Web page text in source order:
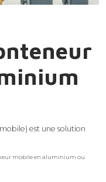
est une solution
mobile en aluminium ou